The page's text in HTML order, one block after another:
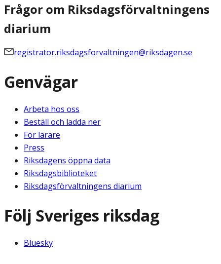
Frågor om Riksdagsförvaltningens
diarium
registrator.riksdagsforvaltningen@riksdagen.se
Genvägar
Arbeta hos oss
Beställ och ladda ner
För lärare
Press
Riksdagens öppna data
Riksdagsbiblioteket
Riksdagsförvaltningens diarium
Följ Sveriges riksdag
Bluesky